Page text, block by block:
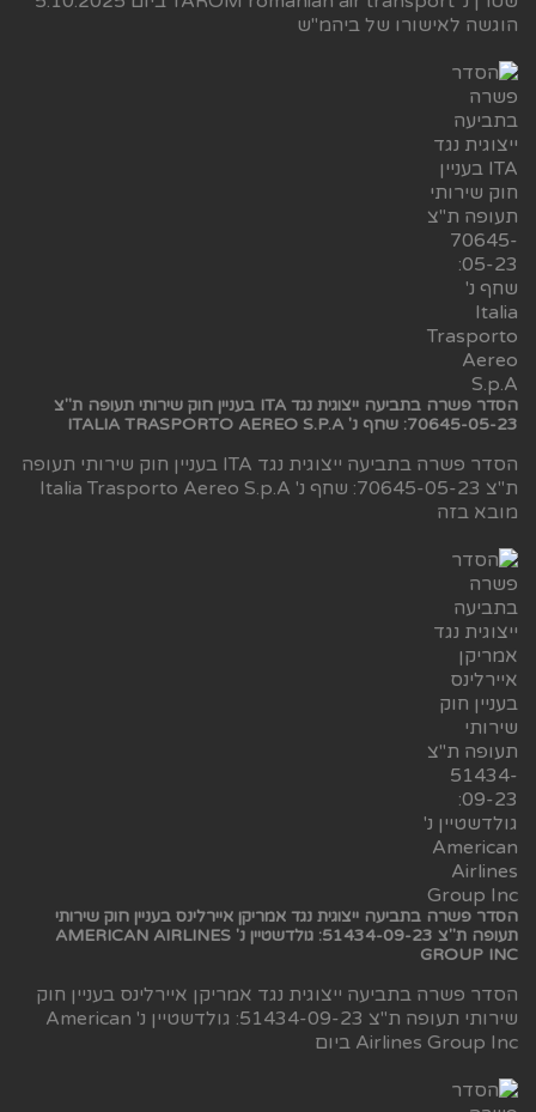
הוגשה לאישורו של ביהמ"ש
הסדר פשרה בתביעה ייצוגית נגד ITA בעניין חוק שירותי תעופה ת"צ
70645-05-23: שחף נ' ITALIA TRASPORTO AEREO S.P.A
הסדר פשרה בתביעה ייצוגית נגד ITA בעניין חוק שירותי תעופה
ת"צ 70645-05-23: שחף נ' Italia Trasporto Aereo S.p.A
מובא בזה
הסדר פשרה בתביעה ייצוגית נגד אמריקן איירלינס בעניין חוק שירותי
תעופה ת"צ 51434-09-23: גולדשטיין נ' AMERICAN AIRLINES
GROUP INC
הסדר פשרה בתביעה ייצוגית נגד אמריקן איירלינס בעניין חוק
שירותי תעופה ת"צ 51434-09-23: גולדשטיין נ' American
Airlines Group Inc ביום